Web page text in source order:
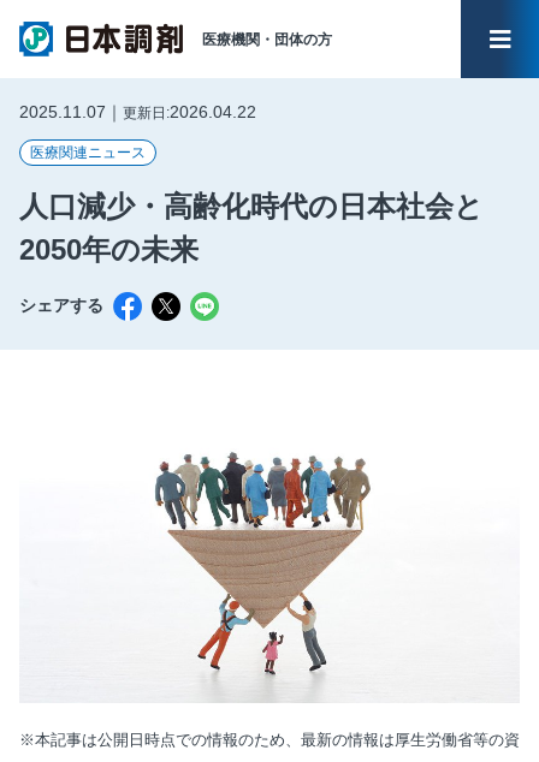
医療機関・ 団体の方 メ
2025.11.07｜ 更新日:2026.04.22
医療関連ニュース
人口減少・高齢化時代の日本社会と
2050年の未来
シェアする
※本記事は公開日時点での情報のため、最新の情報は厚生労働省等の資